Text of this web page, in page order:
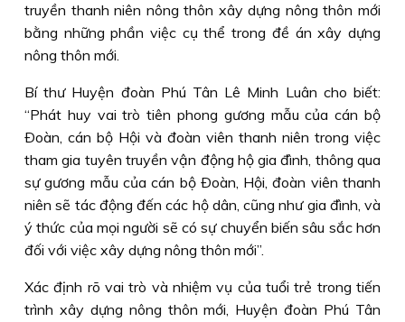
truyền thanh niên nông thôn xây dựng nông thôn mới
bằng những phần việc cụ thể trong đề án xây dựng
nông thôn mới.
Bí thư Huyện đoàn Phú Tân Lê Minh Luân cho biết:
“Phát huy vai trò tiên phong gương mẫu của cán bộ
Ðoàn, cán bộ Hội và đoàn viên thanh niên trong việc
tham gia tuyên truyền vận động hộ gia đình, thông qua
sự gương mẫu của cán bộ Ðoàn, Hội, đoàn viên thanh
niên sẽ tác động đến các hộ dân, cũng như gia đình, và
ý thức của mọi người sẽ có sự chuyển biến sâu sắc hơn
đối với việc xây dựng nông thôn mới”.
Xác định rõ vai trò và nhiệm vụ của tuổi trẻ trong tiến
trình xây dựng nông thôn mới, Huyện đoàn Phú Tân